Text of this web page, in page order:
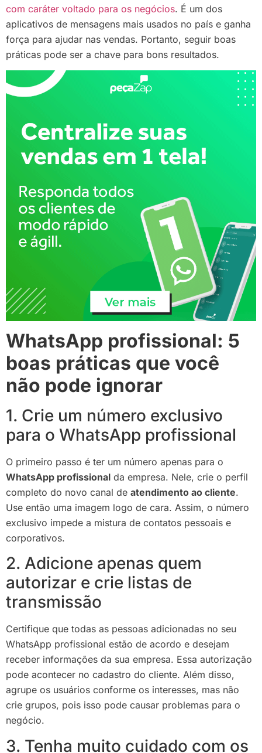
com caráter voltado para os negócios. É um dos
aplicativos de mensagens mais usados no país e ganha
força para ajudar nas vendas. Portanto, seguir boas
práticas pode ser a chave para bons resultados.
WhatsApp profissional: 5
boas práticas que você
não pode ignorar
1. Crie um número exclusivo
para o WhatsApp profissional
O primeiro passo é ter um número apenas para o
WhatsApp profissional da empresa. Nele, crie o perfil
completo do novo canal de atendimento ao cliente.
Use então uma imagem logo de cara. Assim, o número
exclusivo impede a mistura de contatos pessoais e
corporativos.
2. Adicione apenas quem
autorizar e crie listas de
transmissão
Certifique que todas as pessoas adicionadas no seu
WhatsApp profissional estão de acordo e desejam
receber informações da sua empresa. Essa autorização
pode acontecer no cadastro do cliente. Além disso,
agrupe os usuários conforme os interesses, mas não
crie grupos, pois isso pode causar problemas para o
negócio.
3. Tenha muito cuidado com os